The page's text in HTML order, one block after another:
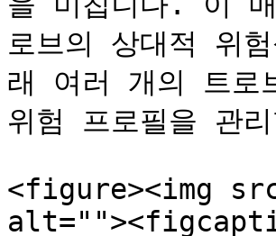
로브의 상대적 위
래 여러 개의 트로
위험 프로필을 관
<figure><img